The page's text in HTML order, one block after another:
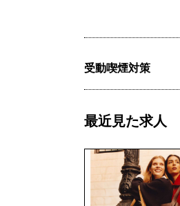
受動喫煙対策
最近見た求人